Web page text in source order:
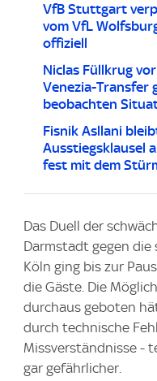
VfB Stuttgart
vom VfL
offiziell
Niclas Füllkrug
Venezia-Transfer
beobachten
Fisnik Asllani
Ausstiegsklausel
fest mit dem
Das Duell der
Darmstadt gegen die
Köln ging bis zur
die Gäste. Die
durchaus geboten
durch technische
Missverständnisse -
gar gefährlicher.